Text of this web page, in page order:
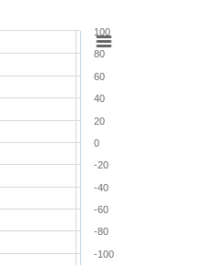
-100
-80
-60
-40
-20
0
20
40
60
80
100